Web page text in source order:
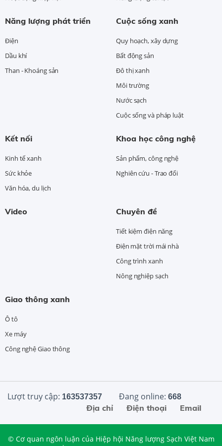
Năng lượng phát triển
Điện
Dầu khí
Than - Khoáng sản
Cuộc sống xanh
Quy hoạch, xây dựng
Bất động sản
Đô thị xanh
Môi trường
Nước sạch
Cuộc sống và pháp luật
Kết nối
Kinh tế xanh
Sức khỏe
Văn hóa, du lịch
Khoa học công nghệ
Sản phẩm, công nghệ
Nghiên cứu - Trao đổi
Video Chuyên đề
Tiết kiệm điện năng
Điện mặt trời mái nhà
Công trình xanh
Nông nghiệp sạch
Giao thông xanh
Ô tô
Xe máy
Công nghệ Giao thông
Lượt truy cập: 163537357 Đang online: 668
Email
Điện thoại
Địa chỉ
© Cơ quan ngôn luận của Hiệp hội Năng lượng Sạch Việt Nam